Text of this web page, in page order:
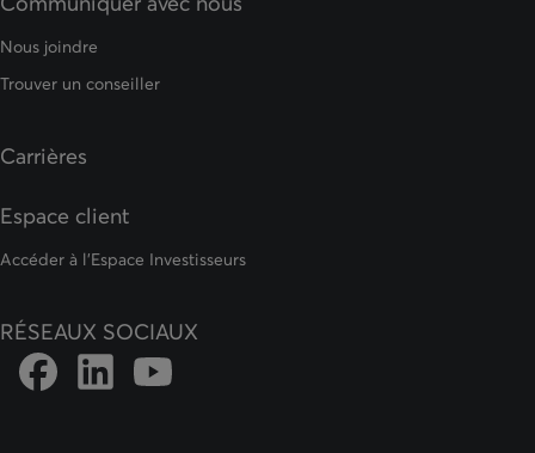
Nous joindre
Trouver un conseiller
Carrières
Espace client
Accéder à l'Espace Investisseurs
RÉSEAUX SOCIAUX
Lien vers la page Facebook de DFSIN
Lien vers la page Instagram de DFSIN
Lien vers la page Youtube de DFSIN